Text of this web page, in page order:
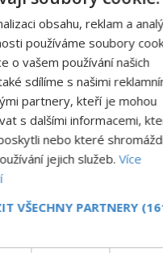
z Indie: Proč
rez?
5.8.2026
musí na dešti
v Dillí za své. Uprostřed
více než sedm
už přibližně 1 600
stopami koroze.
obsahu, reklam a
používáme soubory
o vašem používání našich
sdílíme s našimi
partnery, kteří je mohou
s dalšími informacemi,
nebo které
jejich služeb.Více
VŠECHNY PARTNERY